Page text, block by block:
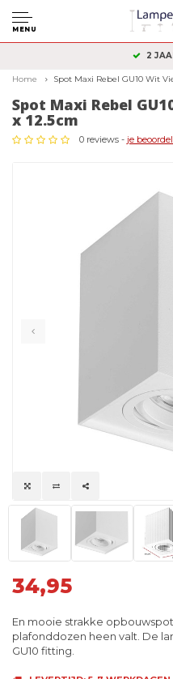
MENU
Home Spot Maxi Rebel GU10 Wit
Spot Maxi Rebel
x 12.5cm
0 reviews - je
34,95
En mooie strakke
plafonddozen heen valt. De
GU10 fitting.